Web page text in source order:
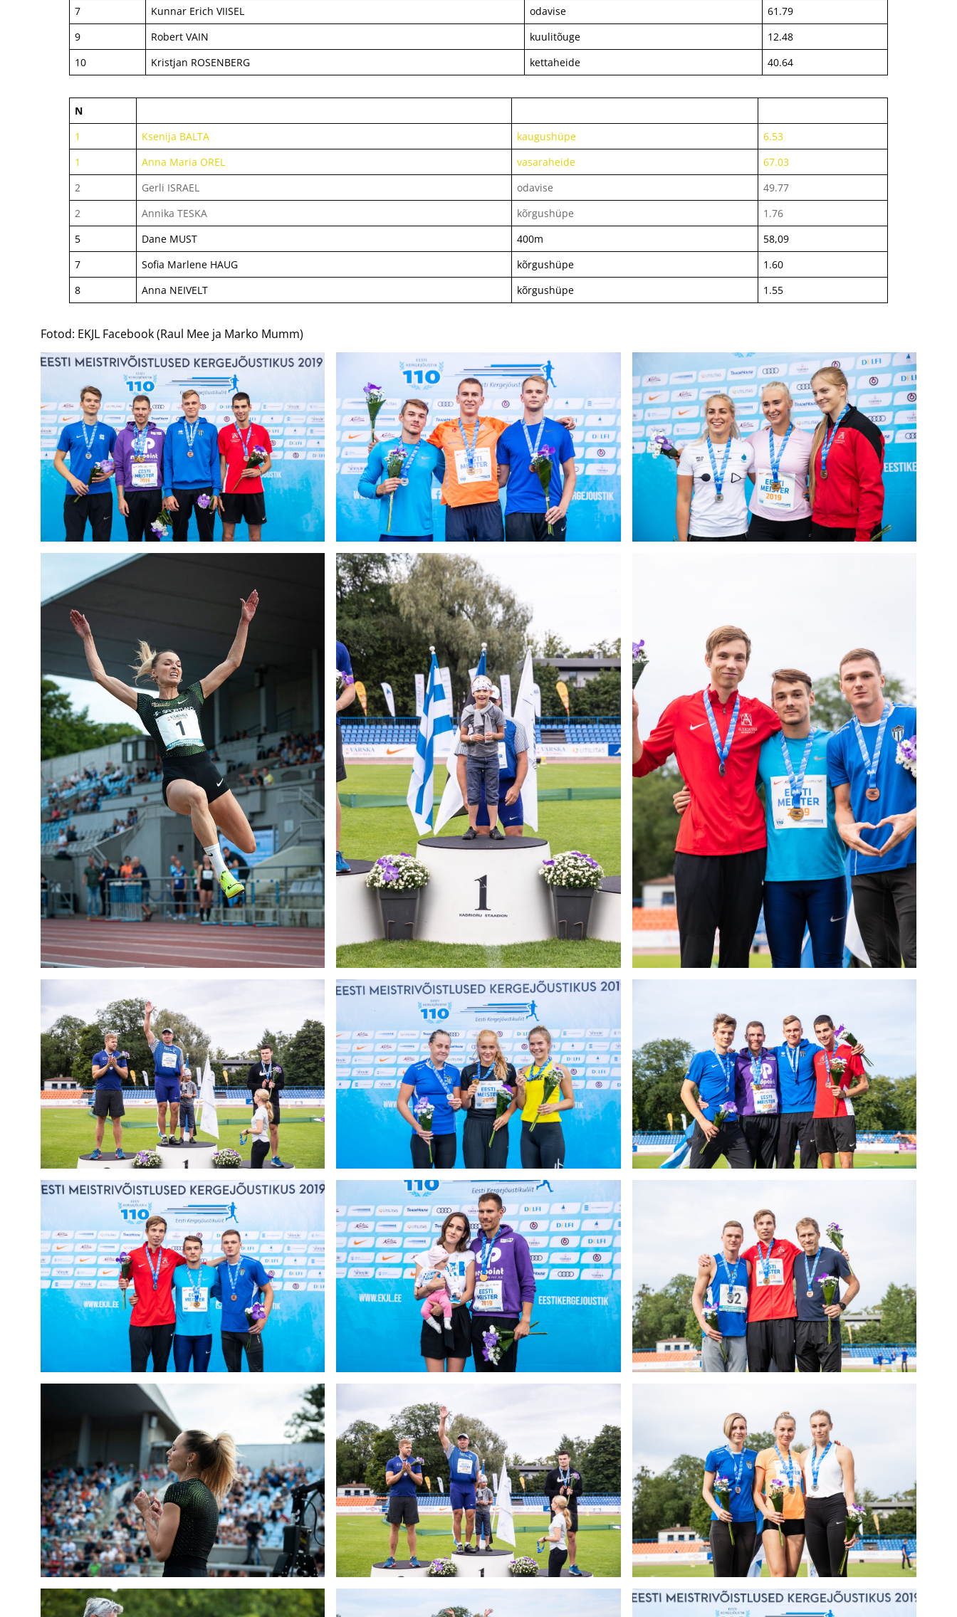
7
Kunnar Erich VIISEL odavise
61.79
9
Robert VAIN kuulitõuge
12.48
10
Kristjan ROSENBERG kettaheide 40.64
N
1
Ksenija BALTA kaugushüpe
6.53
1
Anna Maria OREL vasaraheide
67.03
2
Gerli ISRAEL odavise
49.77
2
Annika TESKA kõrgushüpe
1.76
5
Dane MUST 400m
58,09
7
Sofia Marlene HAUG kõrgushüpe
1.60
8
Anna NEIVELT kõrgushüpe 1.55
Fotod: EKJL Facebook (Raul Mee ja Marko Mumm)